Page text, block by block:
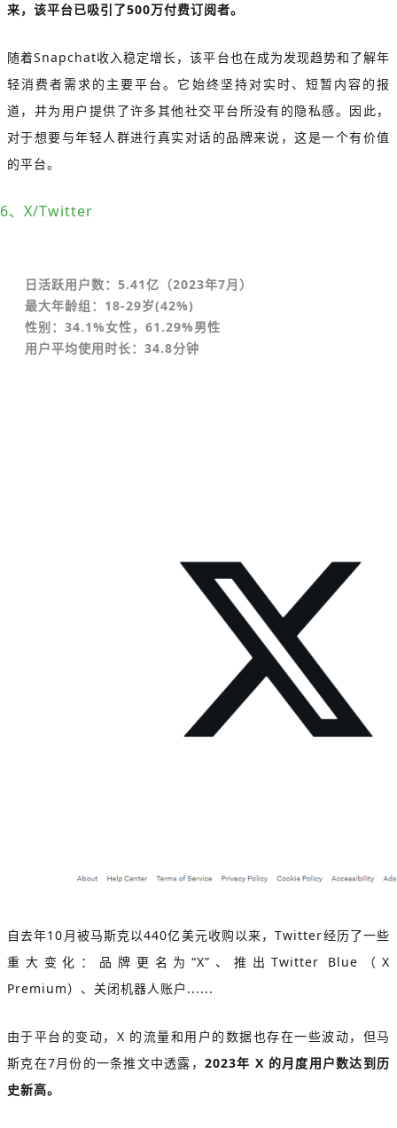
来，该平台已吸引了500万付费订阅者。
随着Snapchat收入稳定增长，该平台也在成为发现趋势和了解年
轻消费者需求的主要平台。它始终坚持对实时、短暂内容的报
道，并为用户提供了许多其他社交平台所没有的隐私感。因此，
对于想要与年轻人群进行真实对话的品牌来说，这是一个有价值
的平台。
6、X/Twitter
日活跃用户数：5.41亿（2023年7月）
最大年龄组：18-29岁(42%)
性别：34.1%女性，61.29%男性
用户平均使用时长：34.8分钟
自去年10月被马斯克以440亿美元收购以来，Twitter经历了一些
重大变化：品牌更名为“X”、推出Twitter Blue（X
Premium）、关闭机器人账户......
由于平台的变动，X 的流量和用户的数据也存在一些波动，但马
斯克在7月份的一条推文中透露， 2023年 X 的月度用户数达到历
史新高。